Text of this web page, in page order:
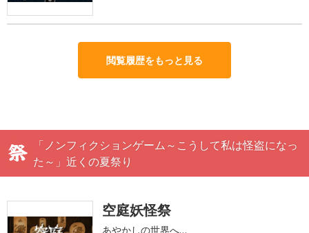
閲覧履歴をもっと見る
「ノンフィクションゲーム～こうして私は怪盗になっ
た～」近くの夏祭り
空庭妖怪祭
あやかしの世界へ…